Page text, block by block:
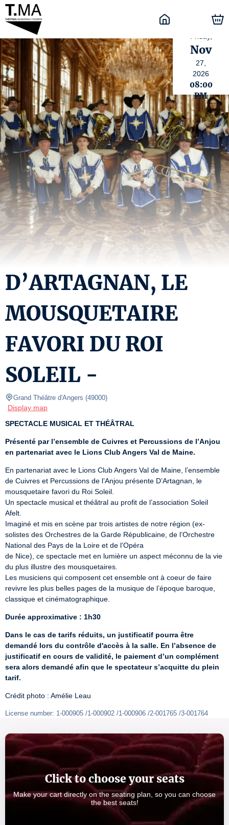
Nov
27,
2026
08:00
PM
D’ARTAGNAN, LE
MOUSQUETAIRE
FAVORI DU ROI
SOLEIL -
Grand Théâtre d'Angers (49000)
Display map
SPECTACLE MUSICAL ET THÉÂTRAL
Présenté par l’ensemble de Cuivres et Percussions de l’Anjou
en partenariat avec le Lions Club Angers Val de Maine.
En partenariat avec le Lions Club Angers Val de Maine, l’ensemble
de Cuivres et Percussions de l’Anjou présente D’Artagnan, le
mousquetaire favori du Roi Soleil.
Un spectacle musical et théâtral au profit de l’association Soleil
Afelt.
Imaginé et mis en scène par trois artistes de notre région (ex-
solistes des Orchestres de la Garde Républicaine, de l’Orchestre
National des Pays de la Loire et de l’Opéra
de Nice), ce spectacle met en lumière un aspect méconnu de la vie
du plus illustre des mousquetaires.
Les musiciens qui composent cet ensemble ont à coeur de faire
revivre les plus belles pages de la musique de l’époque baroque,
classique et cinématographique.
Durée approximative : 1h30
Dans le cas de tarifs réduits, un justificatif pourra être
demandé lors du contrôle d'accès à la salle. En l’absence de
justificatif en cours de validité, le paiement d’un complément
sera alors demandé afin que le spectateur s’acquitte du plein
tarif.
Crédit photo : Amélie Leau
License number: 1-000905 /1-000902 /1-000906 /2-001765 /3-001764
Click to choose your seats
Make your cart directly on the seating plan, so you can choose
the best seats!